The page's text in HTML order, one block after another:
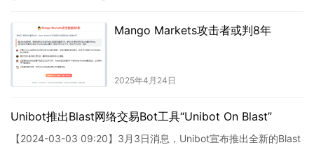
Mango Markets攻击者或判8年
2025年4月24日
Unibot推出Blast网络交易Bot工具“Unibot On Blast”
【2024-03-03 09:20】3月3日消息，Unibot宣布推出全新的Blast